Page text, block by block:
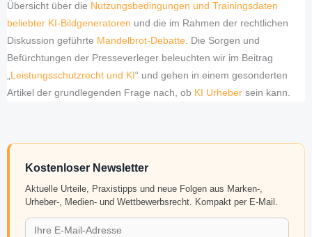
Übersicht über die Nutzungsbedingungen und Trainingsdaten
beliebter KI-Bildgeneratoren und die im Rahmen der rechtlichen
Diskussion geführte Mandelbrot-Debatte. Die Sorgen und
Befürchtungen der Presseverleger beleuchten wir im Beitrag
„ Leistungsschutzrecht und KI “ und gehen in einem gesonderten
Artikel der grundlegenden Frage nach, ob KI Urheber sein kann.
Kostenloser Newsletter
Aktuelle Urteile, Praxistipps und neue Folgen aus Marken-,
Urheber-, Medien- und Wettbewerbsrecht. Kompakt per E-Mail.